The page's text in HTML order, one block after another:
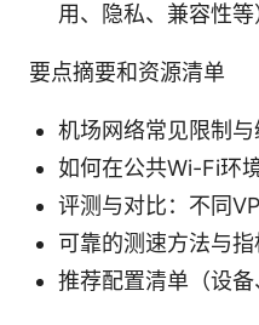
用、隐私、兼容性等
要点摘要和资源清单
机场网络常见限制
如何在公共Wi-Fi环
评测与对比：不同
可靠的测速方法与
推荐配置清单（设备